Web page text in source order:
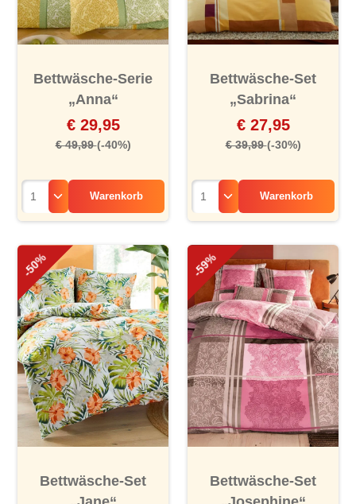
Bettwäsche-Serie
„Anna“
€ 29,95
€ 49,99(-40%)
Warenkorb
Bettwäsche-Set
„Sabrina“
€ 27,95
€ 39,99(-30%)
Warenkorb
-50%
Bettwäsche-Set
-59%
Bettwäsche-Set